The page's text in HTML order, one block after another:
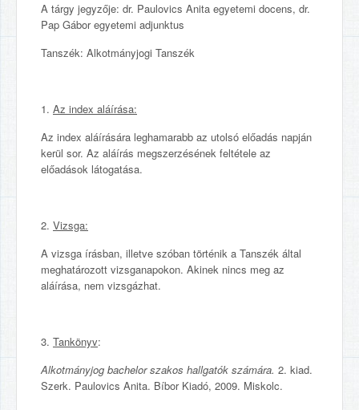
A tárgy jegyzője: dr. Paulovics Anita egyetemi docens, dr.
Pap Gábor egyetemi adjunktus
Tanszék: Alkotmányjogi Tanszék
1. Az index aláírása:
Az index aláírására leghamarabb az utolsó előadás napján
kerül sor. Az aláírás megszerzésének feltétele az
előadások látogatása.
2. Vizsga:
A vizsga írásban, illetve szóban történik a Tanszék által
meghatározott vizsganapokon. Akinek nincs meg az
aláírása, nem vizsgázhat.
3. Tankönyv:
Alkotmányjog bachelor szakos hallgatók számára. 2. kiad.
Szerk. Paulovics Anita. Bíbor Kiadó, 2009. Miskolc.